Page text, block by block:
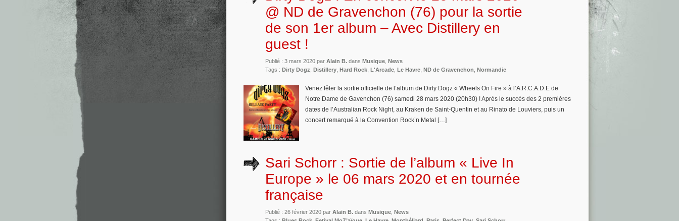
@ ND de Gravenchon (76) pour la sortie
de son 1er album – Avec Distillery en
guest !
Publié : 3 mars 2020 par Alain B. dans Musique News
Tags : Dirty Dogz Distillery Hard Rock L'Arcade Le Havre ND de Gravenchon Normandie
Venez fêter la sortie officielle de l’album de Dirty Dogz « Wheels On Fire » à l’A.R.C.A.D.E de
Notre Dame de Gavenchon (76) samedi 28 mars 2020 (20h30) ! Après le succès des 2 premières
dates de l’Australian Rock Night, au Kraken de Saint-Quentin et au Rinato de Louviers, puis un
concert remarqué à la Convention Rock’n Metal […]
Sari Schorr : Sortie de l’album « Live In
Europe » le 06 mars 2020 et en tournée
française
Publié : 26 février 2020 par Alain B. dans Musique News